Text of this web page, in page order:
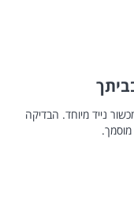
נייד מיוחד. הבדיקה